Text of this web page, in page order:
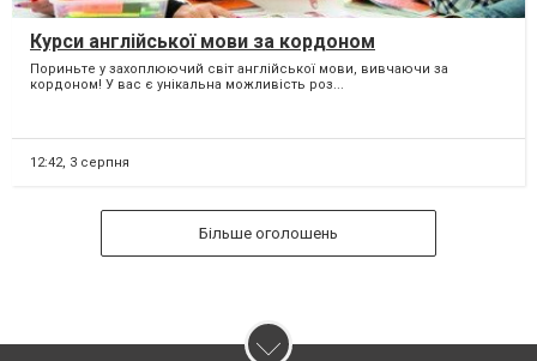
Курси англійської мови за кордоном
Пориньте у захоплюючий світ англійської мови, вивчаючи за
кордоном! У вас є унікальна можливість роз...
12:42, 3 серпня
Більше оголошень